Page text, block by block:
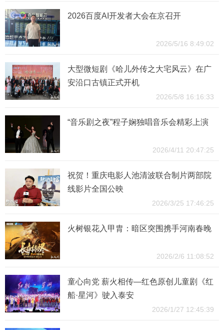
2026百度AI开发者大会在京召开
2026/5/16 8:49:02
大型微短剧《哈儿外传之大宅风云》在广
安沿口古镇正式开机
2026/5/8 16:16:33
“音乐剧之夜”程子娴独唱音乐会精彩上演
2026/4/11 20:47:25
祝贺！重庆电影人池清波联合制片两部院
线影片全国公映
2026/3/25 17:46:25
火树银花入甲胄：暗区突围携手河南春晚
2026/2/6 11:08:52
童心向党 薪火相传—红色原创儿童剧《红
船·星河》驶入泰安
2026/1/27 12:45:39